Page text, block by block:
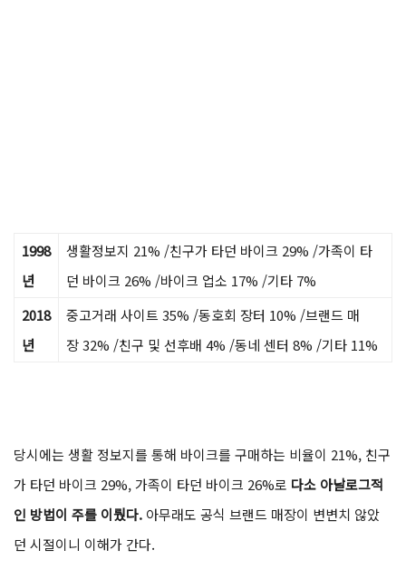
1998
년
생활정보지 21% /친구가 타던 바이크 29% /가족이 타
던 바이크 26% /바이크 업소 17% /기타 7%
2018
년
중고거래 사이트 35% /동호회 장터 10% /브랜드 매
장 32% /친구 및 선후배 4% /동네 센터 8% /기타 11%
당시에는 생활 정보지를 통해 바이크를 구매하는 비율이 21%, 친구
가 타던 바이크 29%, 가족이 타던 바이크 26%로 다소 아날로그적
인 방법이 주를 이뤘다. 아무래도 공식 브랜드 매장이 변변치 않았
던 시절이니 이해가 간다.